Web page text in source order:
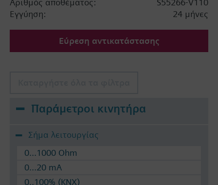
Αριθμός αποθέματος:
S55266-V110
Εγγύηση:
24 μήνες
Εύρεση αντικατάστασης
Παράμετροι κινητήρα
Σήμα λειτουργίας
0...1000 Ohm
0...20 mA
0..100% (KNX)